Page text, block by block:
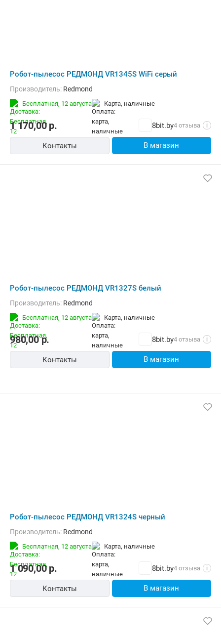
Робот-пылесос РЕДМОНД VR1345S WiFi серый
Производитель: Redmond
Бесплатная, 12 августа карта, наличные
1 170,00р. 8bit.by4 отзыва i
Контакты В магазин
Робот-пылесос РЕДМОНД VR1327S белый
Производитель: Redmond
Бесплатная, 12 августа карта, наличные
980,00р. 8bit.by4 отзыва i
Контакты В магазин
Робот-пылесос РЕДМОНД VR1324S черный
Производитель: Redmond
Бесплатная, 12 августа карта, наличные
1 090,00р. 8bit.by4 отзыва i
Контакты В магазин